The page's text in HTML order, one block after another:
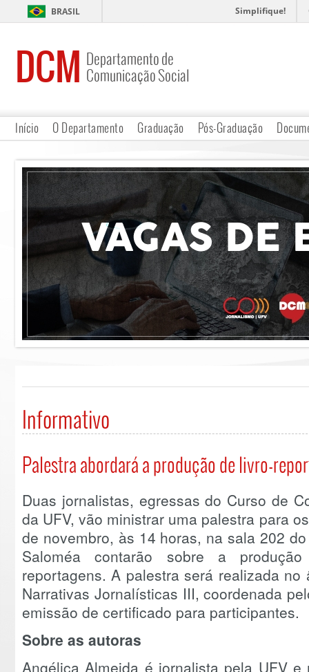
BRASIL Simplifique!
DCM Departamento de
Comunicação Social
Início O Departamento Graduação Pós-Graduação
Informativo
Palestra abordará a produção de livro-
Duas jornalistas, egressas do Curso de
da UFV, vão ministrar uma palestra para
de novembro, às 14 horas, na sala 202
Saloméa contarão sobre a
reportagens. A palestra será realizada
Narrativas Jornalísticas III, coordenada
emissão de certificado para participantes.
Sobre as autoras
Angélica Almeida é jornalista pela UFV